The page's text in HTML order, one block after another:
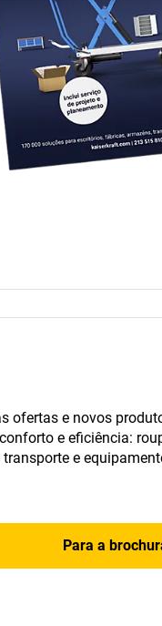
ofertas e novos
e eficiência:
e
Para a